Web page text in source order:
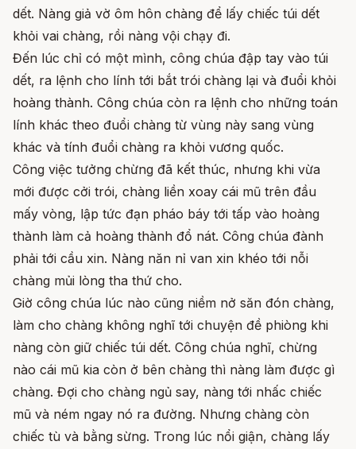
dết. Nàng giả vờ ôm hôn chàng để lấy chiếc túi dết
khỏi vai chàng, rồi nàng vội chạy đi.
Đến lúc chỉ có một mình, công chúa đập tay vào túi
dết, ra lệnh cho lính tới bắt trói chàng lại và đuổi khỏi
hoàng thành. Công chúa còn ra lệnh cho những toán
lính khác theo đuổi chàng từ vùng này sang vùng
khác và tính đuổi chàng ra khỏi vương quốc.
Công việc tưởng chừng đã kết thúc, nhưng khi vừa
mới được cởi trói, chàng liền xoay cái mũ trên đầu
mấy vòng, lập tức đạn pháo báy tới tấp vào hoàng
thành làm cả hoàng thành đổ nát. Công chúa đành
phải tới cầu xin. Nàng năn nỉ van xin khéo tới nỗi
chàng mủi lòng tha thứ cho.
Giờ công chúa lúc nào cũng niềm nở săn đón chàng,
làm cho chàng không nghĩ tới chuyện đề phiòng khi
nàng còn giữ chiếc túi dết. Công chúa nghĩ, chừng
nào cái mũ kia còn ở bên chàng thì nàng làm được gì
chàng. Đợi cho chàng ngủ say, nàng tới nhấc chiếc
mũ và ném ngay nó ra đường. Nhưng chàng còn
chiếc tù và bằng sừng. Trong lúc nổi giận, chàng lấy